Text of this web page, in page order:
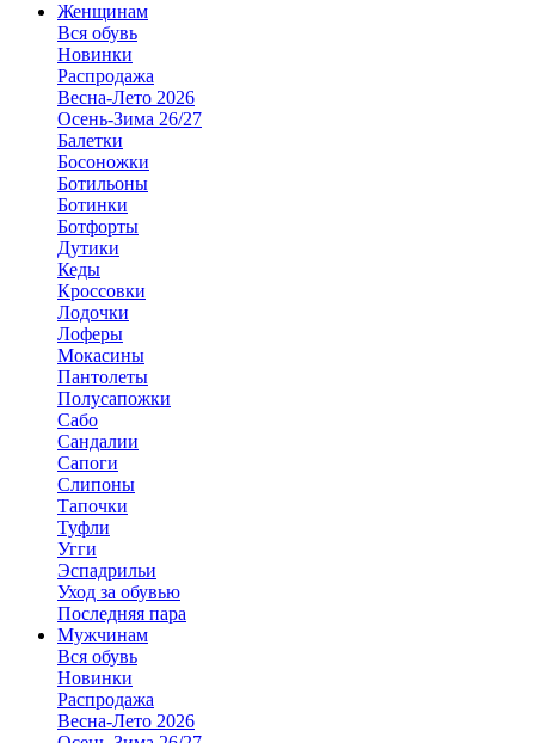
Женщинам
Вся обувь
Новинки
Распродажа
Весна-Лето 2026
Осень-Зима 26/27
Балетки
Босоножки
Ботильоны
Ботинки
Ботфорты
Дутики
Кеды
Кроссовки
Лодочки
Лоферы
Мокасины
Пантолеты
Полусапожки
Сабо
Сандалии
Сапоги
Слипоны
Тапочки
Туфли
Угги
Эспадрильи
Уход за обувью
Последняя пара
Мужчинам
Вся обувь
Новинки
Распродажа
Весна-Лето 2026